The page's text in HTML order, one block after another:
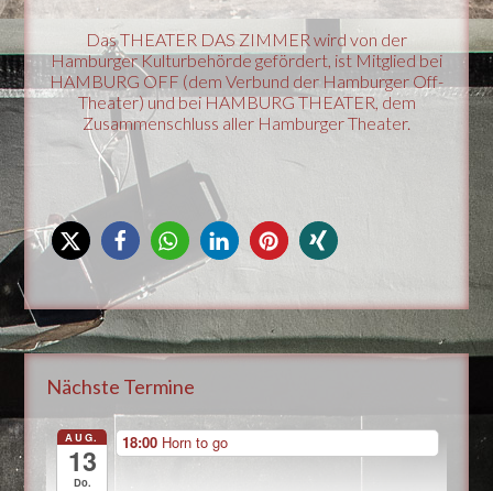
Das THEATER DAS ZIMMER wird von der
Hamburger Kulturbehörde gefördert, ist Mitglied bei
HAMBURG OFF (dem Verbund der Hamburger Off-
Theater) und bei HAMBURG THEATER, dem
Zusammenschluss aller Hamburger Theater.
Nächste Termine
AUG.
13
Do.
18:00 Horn to go